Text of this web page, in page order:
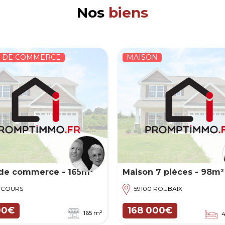
Nos biens
7 pièces - 98m²
4 chambres
MAISON
Maison 4 pièces -
34410 SÉRIGNAN
375 000€